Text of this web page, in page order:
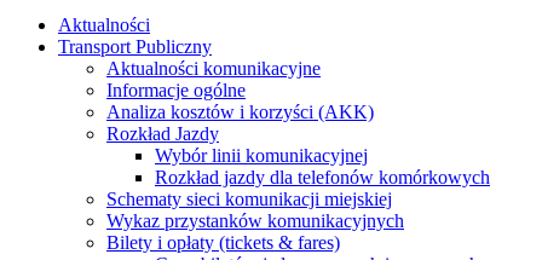
Aktualności
Transport Publiczny
Aktualności komunikacyjne
Informacje ogólne
Analiza kosztów i korzyści (AKK)
Rozkład Jazdy
Wybór linii komunikacyjnej
Rozkład jazdy dla telefonów komórkowych
Schematy sieci komunikacji miejskiej
Wykaz przystanków komunikacyjnych
Bilety i opłaty (tickets & fares)